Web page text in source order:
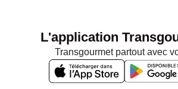
L'application
Transgourmet partout avec